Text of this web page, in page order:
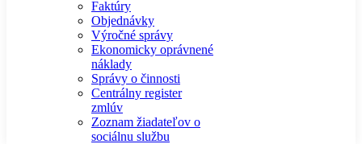
Faktúry
Objednávky
Výročné správy
Ekonomicky oprávnené
náklady
Správy o činnosti
Centrálny register
zmlúv
Zoznam žiadateľov o
sociálnu službu